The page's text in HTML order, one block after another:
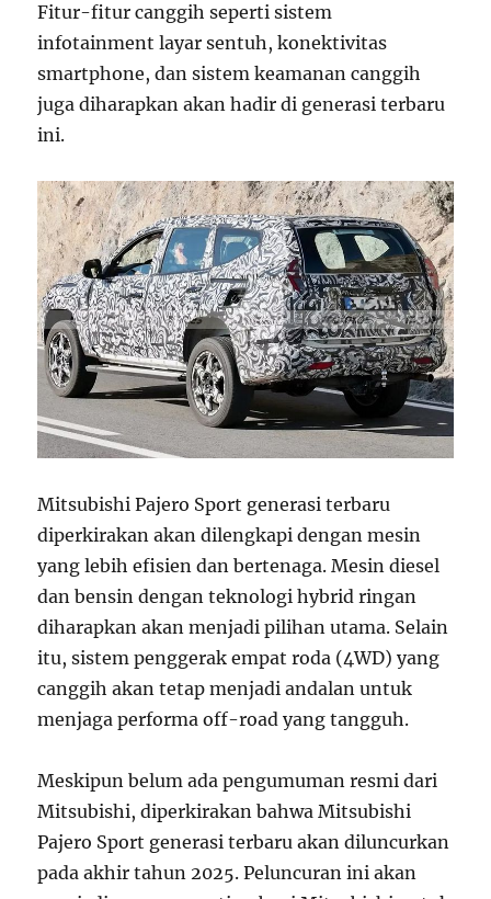
Fitur-fitur canggih seperti sistem
infotainment layar sentuh, konektivitas
smartphone, dan sistem keamanan canggih
juga diharapkan akan hadir di generasi terbaru
ini.
Mitsubishi Pajero Sport generasi terbaru
diperkirakan akan dilengkapi dengan mesin
yang lebih efisien dan bertenaga. Mesin diesel
dan bensin dengan teknologi hybrid ringan
diharapkan akan menjadi pilihan utama. Selain
itu, sistem penggerak empat roda (4WD) yang
canggih akan tetap menjadi andalan untuk
menjaga performa off-road yang tangguh.
Meskipun belum ada pengumuman resmi dari
Mitsubishi, diperkirakan bahwa Mitsubishi
Pajero Sport generasi terbaru akan diluncurkan
pada akhir tahun 2025. Peluncuran ini akan